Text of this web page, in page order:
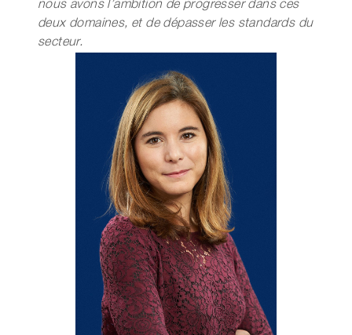
nous avons l’ambition de progresser dans ces
deux domaines, et de dépasser les standards du
secteur.